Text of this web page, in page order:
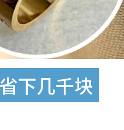
下几千块